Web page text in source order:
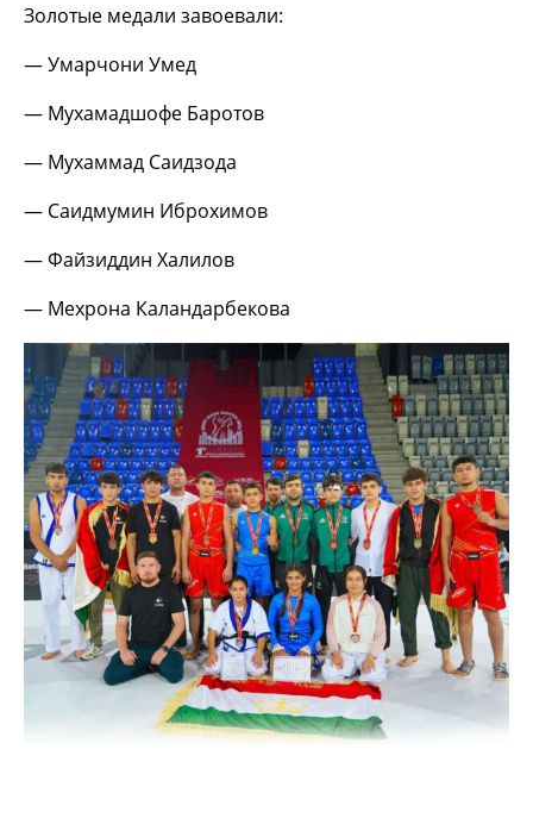
Золотые медали завоевали:
— Умарчони Умед
— Мухамадшофе Баротов
— Мухаммад Саидзода
— Саидмумин Иброхимов
— Файзиддин Халилов
— Мехрона Каландарбекова